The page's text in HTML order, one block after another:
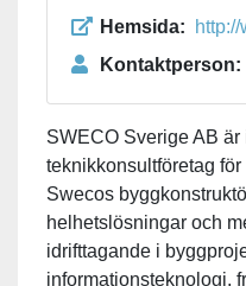
Hemsida:
Kontaktperson:
SWECO Sverige AB
teknikkonsultföretag
Swecos
helhetslösningar och
idrifttagande i
informationsteknologi,